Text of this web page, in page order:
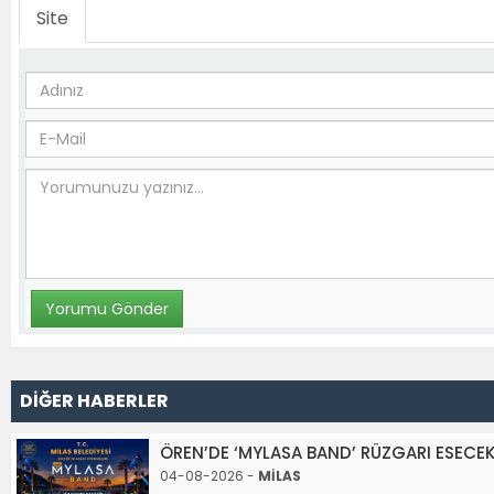
Site
DİĞER HABERLER
ÖREN’DE ‘MYLASA BAND’ RÜZGARI ESECEK
04-08-2026 - MİLAS